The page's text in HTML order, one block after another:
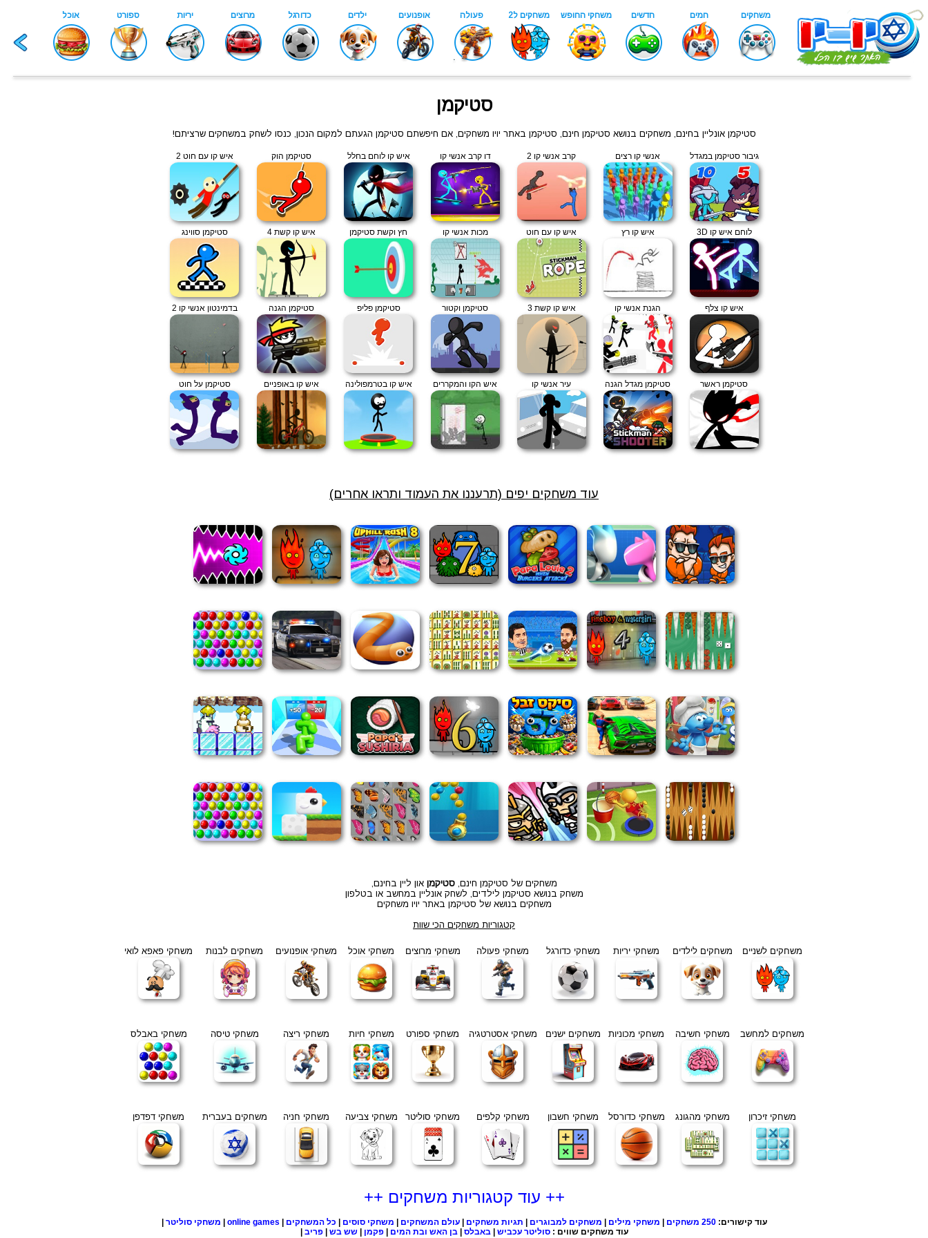
סטיקמן
סטיקמן אונליין בחינם, משחקים בנושא סטיקמן חינם, סטיקמן באתר יויו משחקים, אם חיפשתם סטיקמן הגעתם למקום הנכון, כנסו לשחק במשחקים שרציתם!
גיבור סטיקמן במגדל אנשי קו רצים קרב אנשי קו 2 דו קרב אנשי קו איש קו לוחם בחלל סטיקמן הוק איש קו עם חוט 2
לוחם איש קו 3D איש קו רץ איש קו עם חוט מכות אנשי קו חץ וקשת סטיקמן איש קו קשת 4 סטיקמן סווינג
איש קו צלף הגנת אנשי קו איש קו קשת 3 סטיקמן וקטור סטיקמן פליפ סטיקמן הגנה בדמינטון אנשי קו 2
סטיקמן ראשר סטיקמן מגדל הגנה עיר אנשי קו איש הקו והמקררים איש קו בטרמפולינה איש קו באופניים סטיקמן על חוט
עוד משחקים יפים (תרעננו את העמוד ותראו אחרים)
משחקים של סטיקמן חינם,סטיקמן און ליין בחינם,
משחק בנושא סטיקמן לילדים, לשחק אונליין במחשב או בטלפון
משחקים בנושא של סטיקמן באתר יויו משחקים
קטגוריות משחקים הכי שוות
משחקים לשניים משחקים לילדים משחקי יריות משחקי כדורגל משחקי פעולה משחקי מרוצים משחקי אוכל משחקי אופנועים משחקים לבנות משחקי פאפא לואי
משחקים למחשב משחקי חשיבה משחקי מכוניות משחקים ישנים משחקי אסטרטגיה משחקי ספורט משחקי חיות משחקי ריצה משחקי טיסה משחקי באבלס
משחקי זיכרון משחקי מהגונג משחקי כדורסל משחקי חשבון משחקי קלפים משחקי סוליטר משחקי צביעה משחקי חניה משחקים בעברית משחקי דפדפן
++ עוד קטגוריות משחקים ++
עוד קישורים:250 משחקים | משחקי מילים | משחקים למבוגרים | תגיות משחקים |עולם המשחקים| משחקי סוסים | כל המשחקים|
online games
| משחקי סוליטר |
עוד משחקים שווים :סוליטר עכביש |באבלס |בן האש ובת המים |פקמן |שש בש |פריב |